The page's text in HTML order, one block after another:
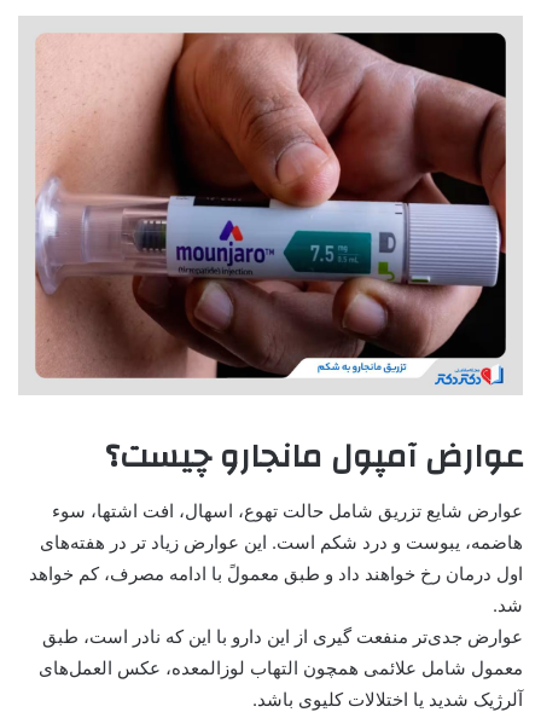
عوارض آمپول مانجارو چیست؟
عوارض شایع تزریق شامل حالت تهوع، اسهال، افت اشتها، سوء
هاضمه، یبوست و درد شکم است. این عوارض زیاد تر در هفته‌های
اول درمان رخ خواهند داد و طبق معمولً با ادامه مصرف، کم خواهد
شد.
عوارض جدی‌تر منفعت گیری از این دارو با این که نادر است، طبق
معمول شامل علائمی همچون التهاب لوزالمعده، عکس العمل‌های
آلرژیک شدید یا اختلالات کلیوی باشد.